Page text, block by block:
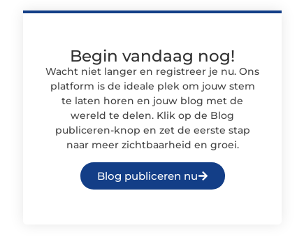
Begin vandaag nog!
Wacht niet langer en registreer je nu. Ons
platform is de ideale plek om jouw stem
te laten horen en jouw blog met de
wereld te delen. Klik op de Blog
publiceren-knop en zet de eerste stap
naar meer zichtbaarheid en groei.
Blog publiceren nu